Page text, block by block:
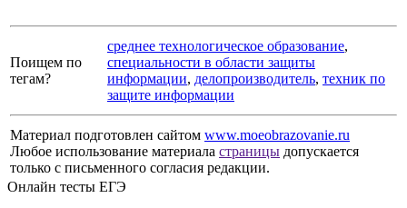
Поищем по
тегам?
среднее технологическое образование,
специальности в области защиты
информации, делопроизводитель, техник по
защите информации
Материал подготовлен сайтом www.moeobrazovanie.ru
Любое использование материала страницы допускается
только с письменного согласия редакции.
Онлайн тесты ЕГЭ